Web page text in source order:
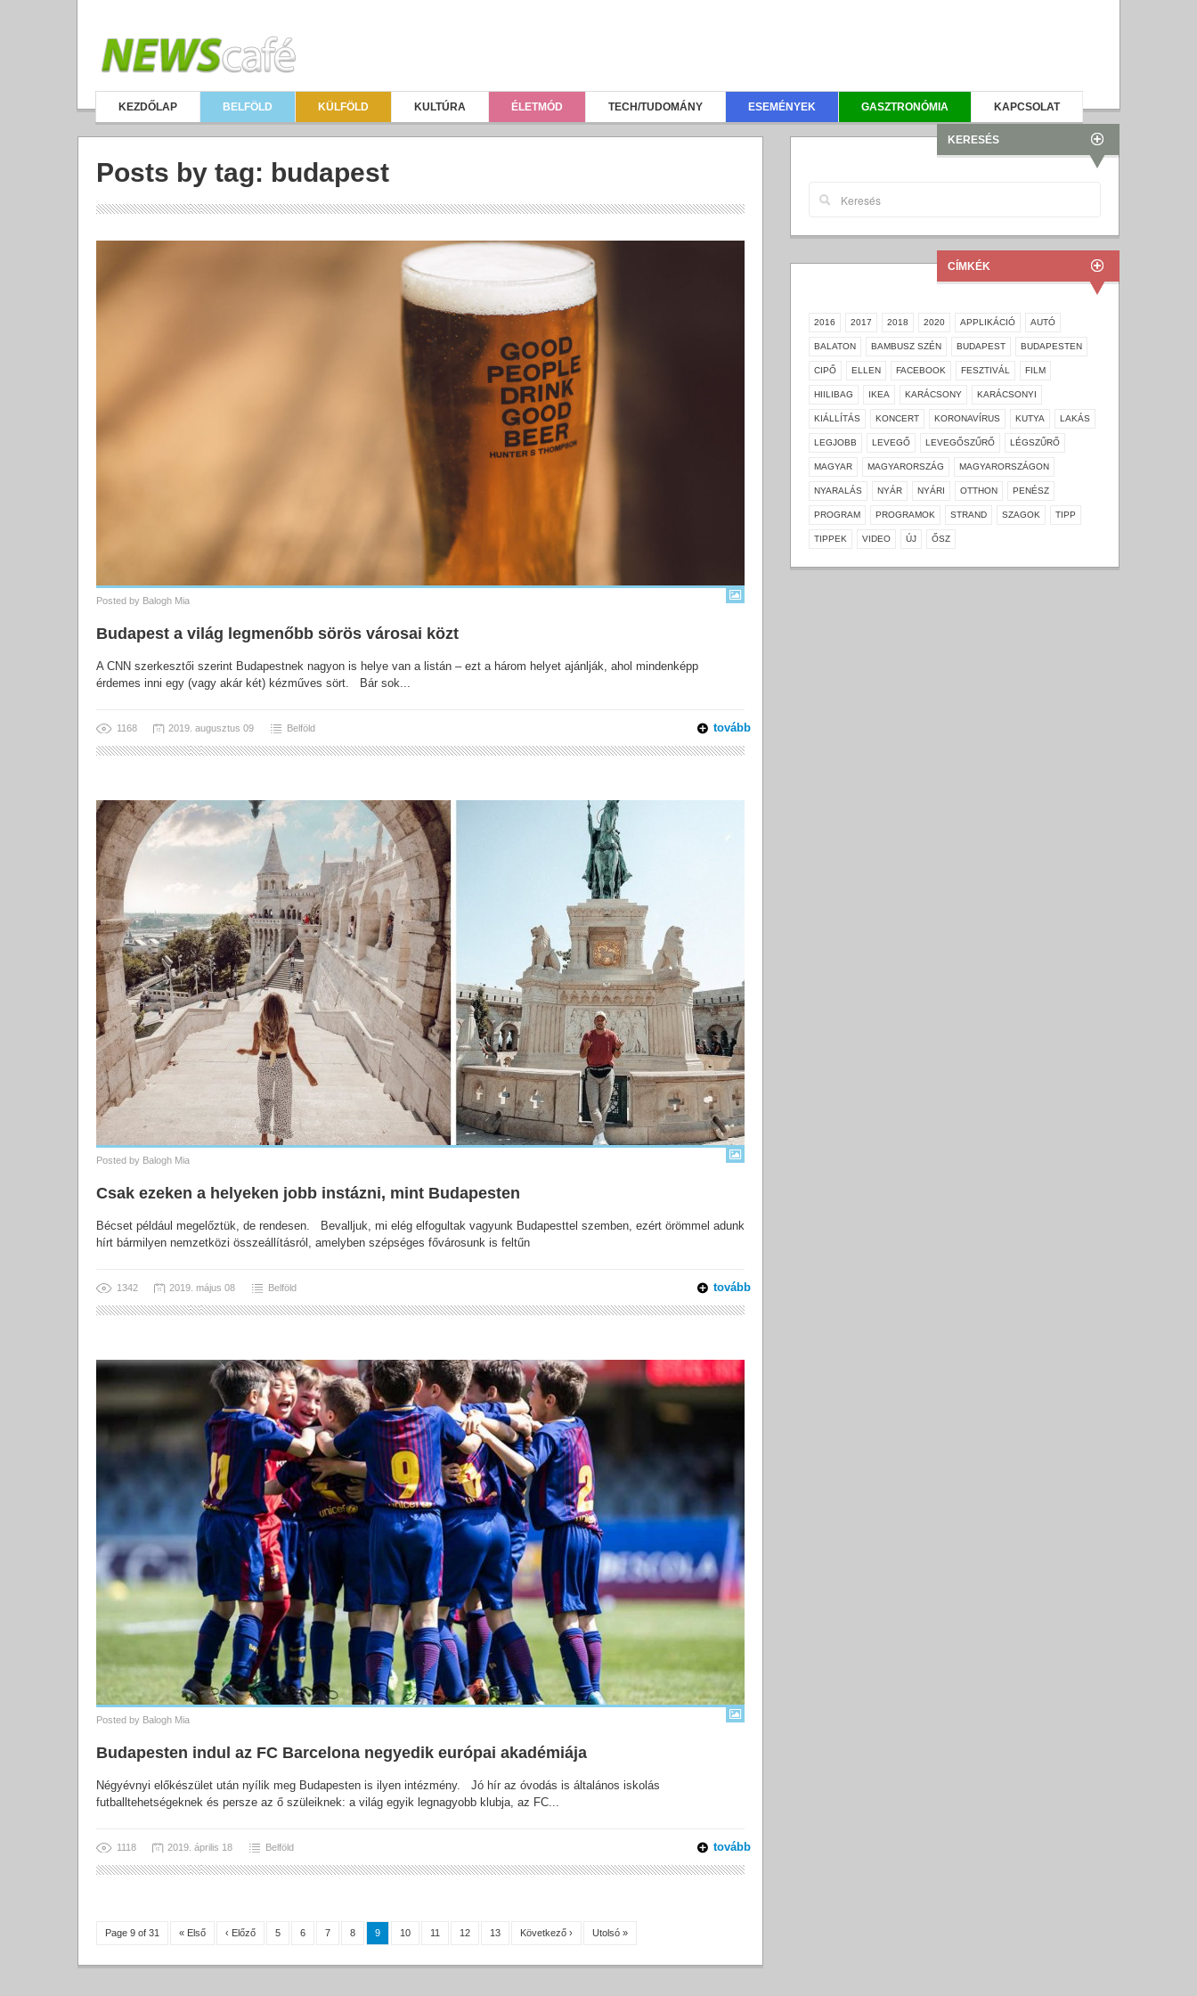
KEZDŐLAP BELFÖLD KÜLFÖLD KULTÚRA ÉLETMÓD TECH/TUDOMÁNY ESEMÉNYEK GASZTRONÓMIA KAPCSOLAT
Posts by tag: budapest
Posted by Balogh Mia
Budapest a világ legmenőbb sörös városai közt
A CNN szerkesztői szerint Budapestnek nagyon is helye van a listán – ezt a három helyet ajánlják, ahol mindenképp
érdemes inni egy (vagy akár két) kézműves sört. Bár sok...
1168 2019. augusztus 09 Belföld tovább
Posted by Balogh Mia
Csak ezeken a helyeken jobb instázni, mint Budapesten
Bécset például megelőztük, de rendesen. Bevalljuk, mi elég elfogultak vagyunk Budapesttel szemben, ezért örömmel adunk
hírt bármilyen nemzetközi összeállításról, amelyben szépséges fővárosunk is feltűn
1342 2019. május 08 Belföld tovább
Posted by Balogh Mia
Budapesten indul az FC Barcelona negyedik európai akadémiája
Négyévnyi előkészület után nyílik meg Budapesten is ilyen intézmény. Jó hír az óvodás is általános iskolás
futballtehetségeknek és persze az ő szüleiknek: a világ egyik legnagyobb klubja, az FC...
1118 2019. április 18 Belföld tovább
Page 9 of 31 « Első ‹ Előző 5 6 7 8 9 10 11 12 13 Következő › Utolsó »
KERESÉS
CÍMKÉK
2016 2017 2018 2020 APPLIKÁCIÓ AUTÓ
BALATON BAMBUSZ SZÉN BUDAPEST BUDAPESTEN
CIPŐ ELLEN FACEBOOK FESZTIVÁL FILM
HIILIBAG IKEA KARÁCSONY KARÁCSONYI
KIÁLLÍTÁS KONCERT KORONAVÍRUS KUTYA LAKÁS
LEGJOBB LEVEGŐ LEVEGŐSZŰRŐ LÉGSZŰRŐ
MAGYAR MAGYARORSZÁG MAGYARORSZÁGON
NYARALÁS NYÁR NYÁRI OTTHON PENÉSZ
PROGRAM PROGRAMOK STRAND SZAGOK TIPP
TIPPEK VIDEO ÚJ ŐSZ